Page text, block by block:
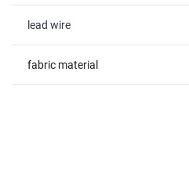
lead wire
fabric material